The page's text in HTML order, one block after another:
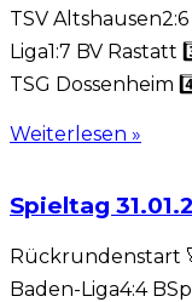
TSV
Liga1:7 BV Rastatt
TSG Dossenheim
Weiterlesen »
Spieltag
Rückrundenstart
Baden-Liga4:4